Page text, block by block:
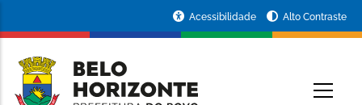
conteúdo
principal
da
Prefeitura
Acessibilidade Alto Contraste